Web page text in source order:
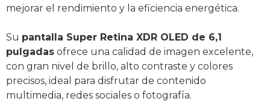
mejorar el rendimiento y la eficiencia energética.
Su pantalla Super Retina XDR OLED de 6,1
pulgadas ofrece una calidad de imagen excelente,
con gran nivel de brillo, alto contraste y colores
precisos, ideal para disfrutar de contenido
multimedia, redes sociales o fotografía.